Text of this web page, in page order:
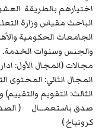
اختيارهم بالطريقة
الباحث مقياس وزارة
الجامعات الحكومية
الثالث: التقويم
صدق باستعمــال (
كرونباخ )